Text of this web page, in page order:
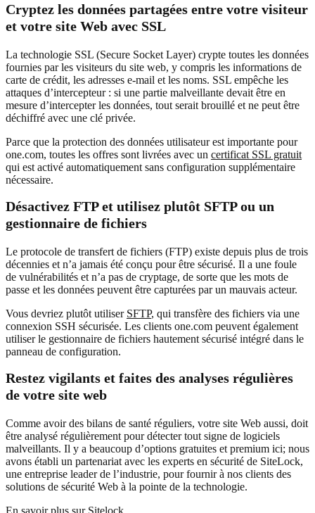
Cryptez les données partagées entre votre visiteur
et votre site Web avec SSL
La technologie SSL (Secure Socket Layer) crypte toutes les données
fournies par les visiteurs du site web, y compris les informations de
carte de crédit, les adresses e-mail et les noms. SSL empêche les
attaques d’intercepteur : si une partie malveillante devait être en
mesure d’intercepter les données, tout serait brouillé et ne peut être
déchiffré avec une clé privée.
Parce que la protection des données utilisateur est importante pour
one.com, toutes les offres sont livrées avec un certificat SSL gratuit
qui est activé automatiquement sans configuration supplémentaire
nécessaire.
Désactivez FTP et utilisez plutôt SFTP ou un
gestionnaire de fichiers
Le protocole de transfert de fichiers (FTP) existe depuis plus de trois
décennies et n’a jamais été conçu pour être sécurisé. Il a une foule
de vulnérabilités et n’a pas de cryptage, de sorte que les mots de
passe et les données peuvent être capturées par un mauvais acteur.
Vous devriez plutôt utiliser SFTP, qui transfère des fichiers via une
connexion SSH sécurisée. Les clients one.com peuvent également
utiliser le gestionnaire de fichiers hautement sécurisé intégré dans le
panneau de configuration.
Restez vigilants et faites des analyses régulières
de votre site web
Comme avoir des bilans de santé réguliers, votre site Web aussi, doit
être analysé régulièrement pour détecter tout signe de logiciels
malveillants. Il y a beaucoup d’options gratuites et premium ici; nous
avons établi un partenariat avec les experts en sécurité de SiteLock,
une entreprise leader de l’industrie, pour fournir à nos clients des
solutions de sécurité Web à la pointe de la technologie.
En savoir plus sur Sitelock